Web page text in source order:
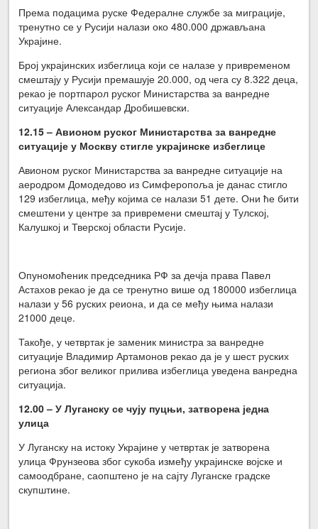
Према подацима руске Федералне службе за миграције,
тренутно се у Русији налази око 480.000 држављана
Украјине.
Број украјинских избеглица који се налазе у привременом
смештају у Русији премашује 20.000, од чега су 8.322 деца,
рекао је портпарол руског Министарства за ванредне
ситуације Александар Дробишевски.
12.15 – Авионом руског Министарства за ванредне
ситуације у Москву стигле украјинске избеглице
Авионом руског Министарства за ванредне ситуације на
аеродром Домодедово из Симферопоља је данас стигло
129 избеглица, међу којима се налази 51 дете. Они ће бити
смештени у центре за привремени смештај у Тулској,
Калушкој и Тверској области Русије.
Опуномоћеник председника РФ за дечја права Павел
Астахов рекао је да се тренутно више од 180000 избеглица
налази у 56 руских реиона, и да се међу њима налази
21000 деце.
Такође, у четвртак је заменик министра за ванредне
ситуације Владимир Артамонов рекао да је у шест руских
региона због великог прилива избеглица уведена ванредна
ситуација.
12.00 – У Луганску се чују пуцњи, затворена једна
улица
У Луганску на истоку Украјине у четвртак је затворена
улица Фрунзеова због сукоба између украјинске војске и
самоодбране, саопштено је на сајту Луганске градске
скупштине.